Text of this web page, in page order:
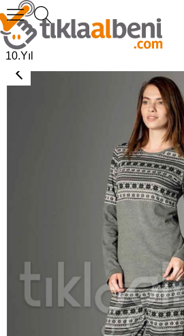
10.Yıl
Pierre Cardin 3067 Bayan Pijama